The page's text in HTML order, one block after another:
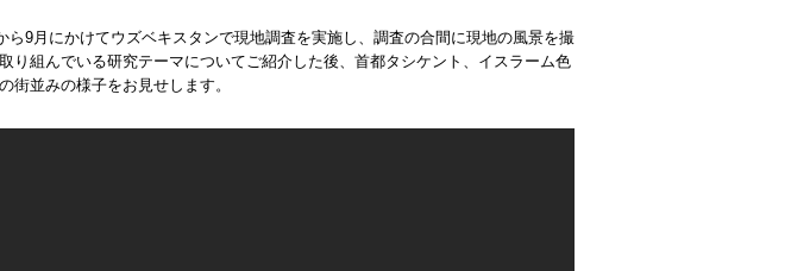
9月にかけてウズベキスタンで現地調査を実施し、調査の合間に現地の風景を撮
り組んでいる研究テーマについてご紹介した後、首都タシケント、イスラーム色
街並みの様子をお見せします。